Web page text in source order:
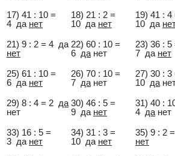
17) 41 : 10 =
4 да нет
18) 21 : 2 =
10 да нет
19) 41 : 4
10 да
21) 9 : 2 = 4 да
нет
22) 60 : 10 =
6 данет
23) 36 : 5
7 да нет
25) 61 : 10 =
6 да нет
26) 70 : 10 =
7 данет
27) 30 : 3
10 да
29) 8 : 4 = 2 да
нет
30) 46 : 5 =
9 да нет
31) 40 :
4 данет
33) 16 : 5 =
3 да нет
34) 31 : 3 =
10 да нет
35) 9 : 2
нет